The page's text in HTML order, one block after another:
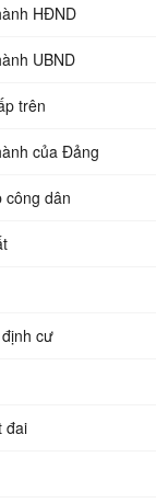
HĐND
UBND
trên
của Đảng
công dân
cư
đai